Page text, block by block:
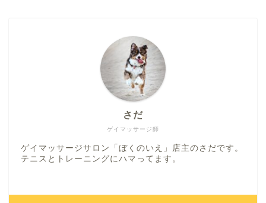
ゲイマッサージ師
さだ
ゲイマッサージサロン「ぼくのいえ」店主のさだです。
テニスとトレーニングにハマってます。